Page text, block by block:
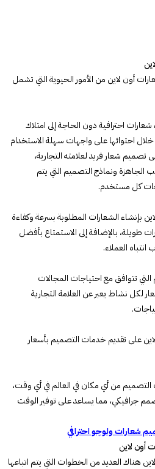
أون لاين من الأمور الحيوية التي تشمل
احترافية دون الحاجة إلى امتلاك
احتوائها على واجهات سهلة الاستخدام
شعار فريد لعلامته التجارية،
الجاهزة ونماذج التصميم التي يتم
كل مستخدم.
الشعارات المطلوبة بسرعة وكفاءة
طويلة، بالإضافة إلى الاستمتاع بأفضل
العملاء.
تتوافق مع احتياجات المجالات
نشاط يعبر عن العلامة التجارية
على تقديم خدمات التصميم بأسعار
من أي مكان في العالم في أي وقت،
جرافيكي، مما يساعد على توفير الوقت
شعارات ولوجو احترافي
لاين
هناك العديد من الخطوات التي يتم اتباعها